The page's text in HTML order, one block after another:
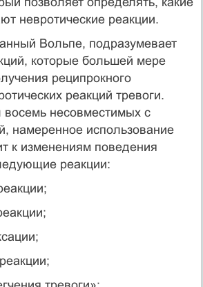
невротические реакции.
Вольпе, подразумевает
которые большей мере
реципрокного
реакций тре­воги.
несовместимых с
намеренное использование
к изменениям поведения
реакции: